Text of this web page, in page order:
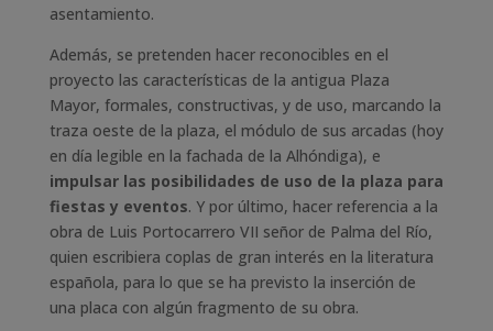
asentamiento.
Además, se pretenden hacer reconocibles en el
proyecto las características de la antigua Plaza
Mayor, formales, constructivas, y de uso, marcando la
traza oeste de la plaza, el módulo de sus arcadas (hoy
en día legible en la fachada de la Alhóndiga), e
impulsar las posibilidades de uso de la plaza para
fiestas y eventos. Y por último, hacer referencia a la
obra de Luis Portocarrero VII señor de Palma del Río,
quien escribiera coplas de gran interés en la literatura
española, para lo que se ha previsto la inserción de
una placa con algún fragmento de su obra.